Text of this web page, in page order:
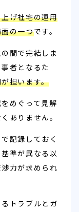
げ社宅の運用
の一つです。
間で完結しま
者となるた
担います。
めぐって見解
ありません。
記録しておく
準が異なる以
力が求められ
トラブルとガ